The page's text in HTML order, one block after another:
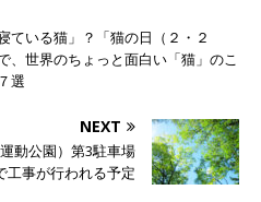
ている猫」？「猫の日（２・２
、世界のちょっと面白い「猫」のこ
選
NEXT
動公園）第3駐車場
工事が行われる予定